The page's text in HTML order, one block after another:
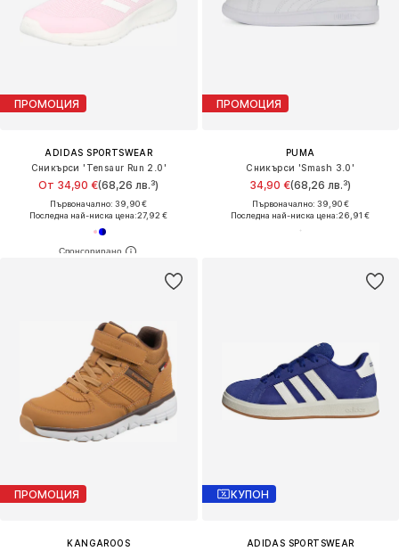
ПРОМОЦИЯ
ADIDAS SPORTSWEAR
Сникърси 'Tensaur Run 2.0'
От 34,90 €(68,26 лв.³)
Първоначално: 39,90 €
Последна най-ниска цена:27,92 €
ПРОМОЦИЯ
PUMA
Сникърси 'Smash 3.0'
34,90 €(68,26 лв.³)
Първоначално: 39,90 €
Последна най-ниска цена:26,91 €
ПРОМОЦИЯ
KANGAROOS
КУПОН
ADIDAS SPORTSWEAR